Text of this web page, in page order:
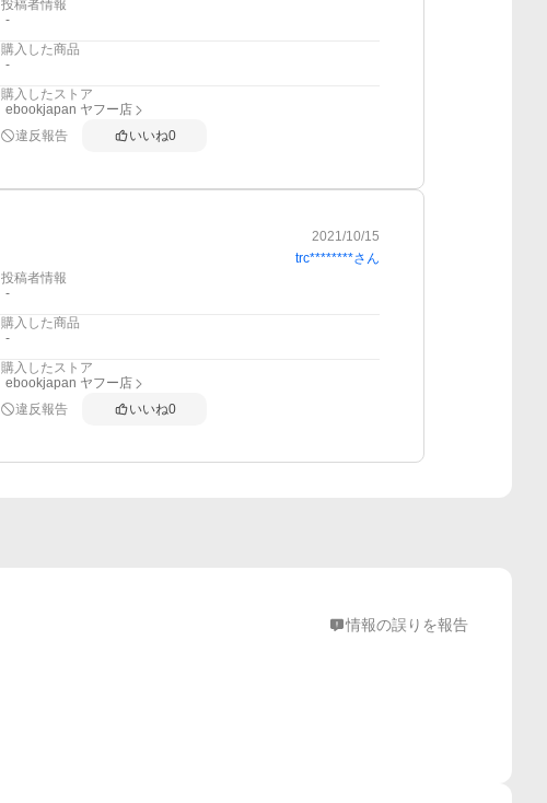
投稿者情報
-
購入した商品
-
購入したストア
ebookjapan ヤフー店
違反報告
いいね0
2021/10/15
trc********さん
投稿者情報
-
購入した商品
-
購入したストア
ebookjapan ヤフー店
違反報告
いいね0
情報の誤りを報告